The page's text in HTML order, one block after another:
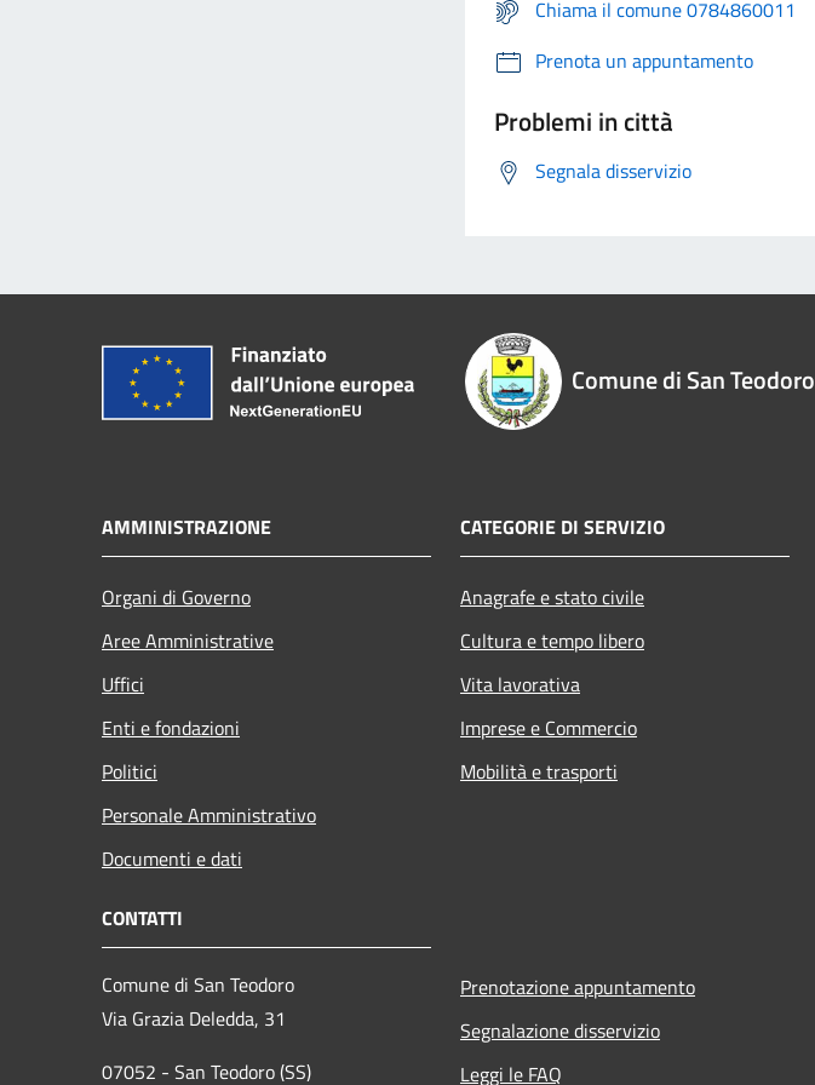
Chiama il comune 0784860011
Prenota un appuntamento
Problemi in città
Segnala disservizio
Comune di San Teodoro
AMMINISTRAZIONE
Organi di Governo
Aree Amministrative
Uffici
Enti e fondazioni
Politici
Personale Amministrativo
Documenti e dati
CATEGORIE DI SERVIZIO
Anagrafe e stato civile
Cultura e tempo libero
Vita lavorativa
Imprese e Commercio
Mobilità e trasporti
CONTATTI
Comune di San Teodoro
Via Grazia Deledda, 31
07052 - San Teodoro (SS)
Prenotazione appuntamento
Segnalazione disservizio
Leggi le FAQ